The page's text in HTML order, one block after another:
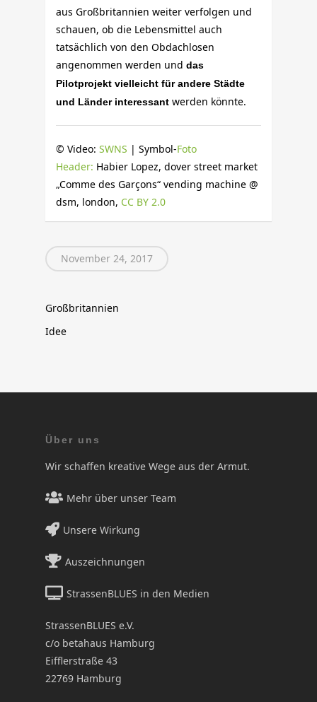
aus Großbritannien weiter verfolgen und
schauen, ob die Lebensmittel auch
tatsächlich von den Obdachlosen
angenommen werden unddas
Pilotprojekt vielleicht für andere Städte
und Länder interessant werden könnte.
© Video:SWNS | Symbol-Foto
Header: Habier Lopez, dover street market
„Comme des Garçons“ vending machine @
dsm, london, CC BY 2.0
November 24, 2017
Großbritannien
Idee
Über uns
Wir schaffen kreative Wege aus der Armut.
Mehr über unser Team
Unsere Wirkung
Auszeichnungen
StrassenBLUES in den Medien
StrassenBLUES e.V.
c/o betahaus Hamburg
Eifflerstraße 43
22769 Hamburg